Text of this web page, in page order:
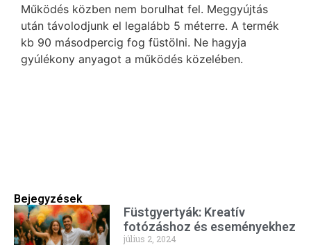
Működés közben nem borulhat fel. Meggyújtás
után távolodjunk el legalább 5 méterre. A termék
kb 90 másodpercig fog füstölni. Ne hagyja
gyúlékony anyagot a működés közelében.
Bejegyzések
Füstgyertyák: Kreatív
fotózáshoz és eseményekhez
július 2, 2024